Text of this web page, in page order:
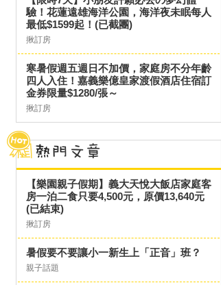
驗！花蓮遠雄海洋公園，海洋夜未眠每人
最低$1599起！(已截團)
揪訂房
寒暑假週五週日不加價，家庭房不分年齡
四人入住！嘉義樂億皇家渡假酒店住宿訂
金券限量$1280/張～
揪訂房
【樂園親子假期】義大天悅大飯店家庭客
房一泊二食只要4,500元，原價13,640元
(已結束)
揪訂房
暑假要不要讓小一新生上「正音」班？
親子話題